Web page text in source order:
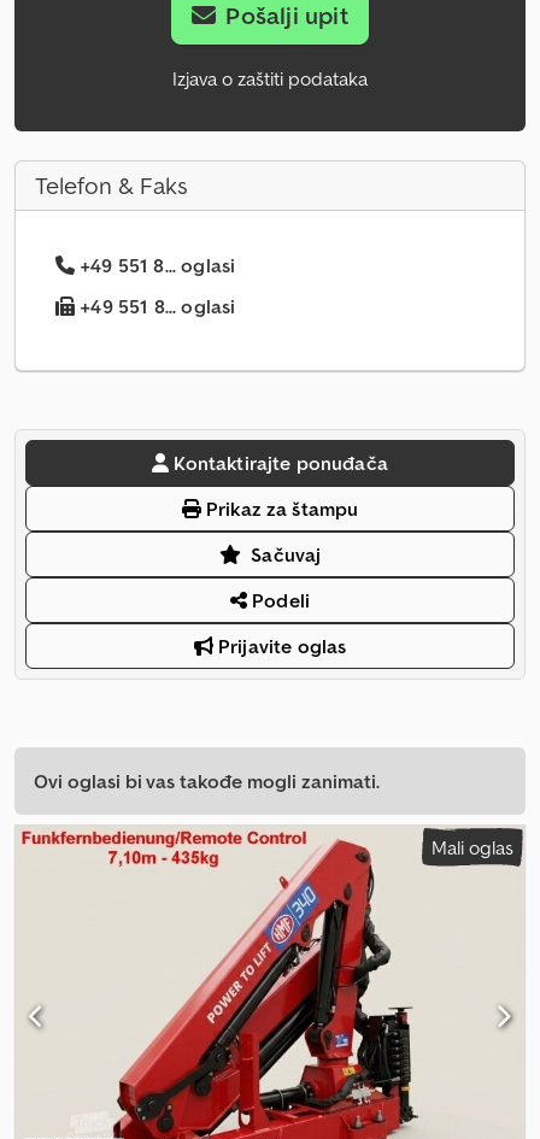
Pošalji upit
Izjava o zaštiti podataka
Telefon & Faks
+49 551 8... oglasi
+49 551 8... oglasi
Kontaktirajte ponuđača
Prikaz za štampu
Sačuvaj
Podeli
Prijavite oglas
Ovi oglasi bi vas takođe mogli zanimati.
Mali oglas